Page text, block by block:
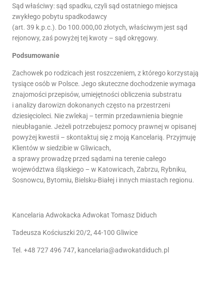
Sąd właściwy: sąd spadku, czyli sąd ostatniego miejsca
zwykłego pobytu spadkodawcy
(art. 39 k.p.c.). Do 100.000,00 złotych, właściwym jest sąd
rejonowy, zaś powyżej tej kwoty – sąd okręgowy.
Podsumowanie
Zachowek po rodzicach jest roszczeniem, z którego korzystają
tysiące osób w Polsce. Jego skuteczne dochodzenie wymaga
znajomości przepisów, umiejętności obliczenia substratu
i analizy darowizn dokonanych często na przestrzeni
dziesięcioleci. Nie zwlekaj – termin przedawnienia biegnie
nieubłaganie. Jeżeli potrzebujesz pomocy prawnej w opisanej
powyżej kwestii – skontaktuj się z moją Kancelarią. Przyjmuję
Klientów w siedzibie w Gliwicach,
a sprawy prowadzę przed sądami na terenie całego
województwa śląskiego – w Katowicach, Zabrzu, Rybniku,
Sosnowcu, Bytomiu, Bielsku-Białej i innych miastach regionu.
Kancelaria Adwokacka Adwokat Tomasz Diduch
Tadeusza Kościuszki 20/2, 44-100 Gliwice
Tel. +48 727 496 747, kancelaria@adwokatdiduch.pl